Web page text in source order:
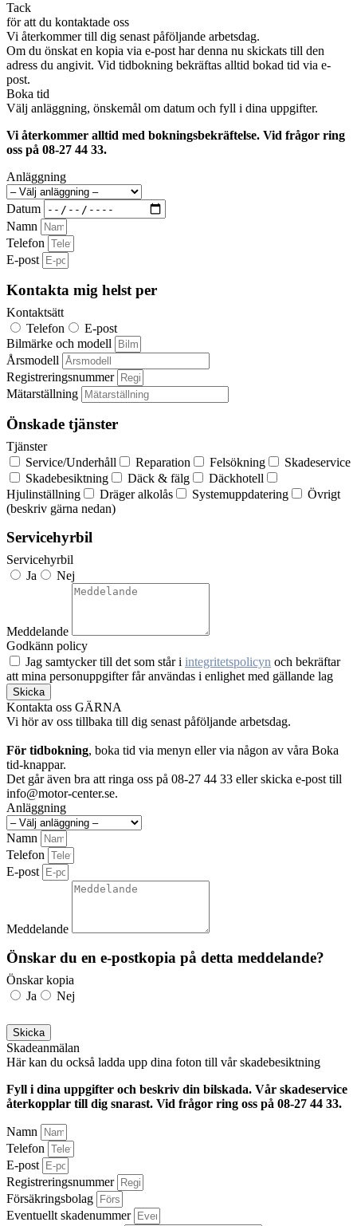
Tack
för att du kontaktade oss
Vi återkommer till dig senast påföljande arbetsdag.
Om du önskat en kopia via e-post har denna nu skickats till den
adress du angivit. Vid tidbokning bekräftas alltid bokad tid via e-
post.
Boka tid
Välj anläggning, önskemål om datum och fyll i dina uppgifter.
Vi återkommer alltid med bokningsbekräftelse. Vid frågor ring
oss på 08-27 44 33.
Anläggning
Datum
Namn
Telefon
E-post
Kontakta mig helst per
Kontaktsätt
Telefon
E-post
Bilmärke och modell
Årsmodell
Registreringsnummer
Mätarställning
Önskade tjänster
Tjänster
Service/Underhåll
Reparation Felsökning
Skadeservice
Skadebesiktning
Däck & fälg
Däckhotell
Hjulinställning
Dräger alkolås Systemuppdatering
Övrigt
(beskriv gärna nedan)
Servicehyrbil
Servicehyrbil
Ja
Nej
Meddelande
Godkänn policy
Jag samtycker till det som står i integritetspolicyn och bekräftar
att mina personuppgifter får användas i enlighet med gällande lag
Skicka
Kontakta oss GÄRNA
Vi hör av oss tillbaka till dig senast påföljande arbetsdag.
För tidbokning, boka tid via menyn eller via någon av våra Boka
tid-knappar.
Det går även bra att ringa oss på 08-27 44 33 eller skicka e-post till
info@motor-center.se.
Anläggning
Namn
Telefon
E-post
Meddelande
Önskar du en e-postkopia på detta meddelande?
Önskar kopia
Ja
Nej
Skicka
Skadeanmälan
Här kan du också ladda upp dina foton till vår skadebesiktning
Fyll i dina uppgifter och beskriv din bilskada. Vår skadeservice
återkopplar till dig snarast. Vid frågor ring oss på 08-27 44 33.
Namn
Telefon
E-post
Registreringsnummer
Försäkringsbolag
Eventuellt skadenummer